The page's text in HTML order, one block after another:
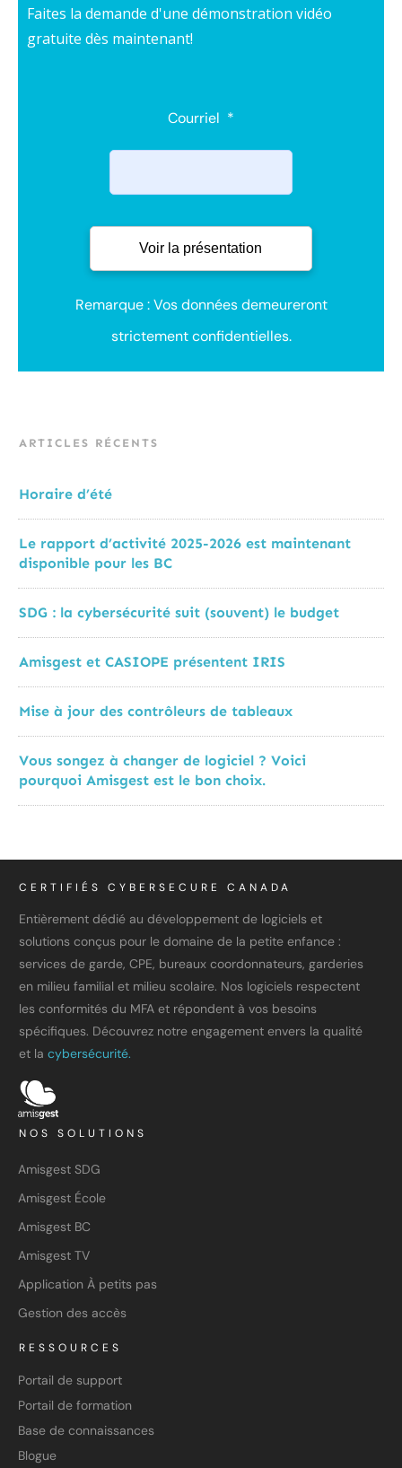
Faites la demande d'une démonstration vidéo
gratuite dès maintenant!
Courriel *
Remarque : Vos données demeureront
strictement confidentielles.
ARTICLES RÉCENTS
Horaire d’été
Le rapport d’activité 2025-2026 est maintenant
disponible pour les BC
SDG : la cybersécurité suit (souvent) le budget
Amisgest et CASIOPE présentent IRIS
Mise à jour des contrôleurs de tableaux
Vous songez à changer de logiciel ? Voici
pourquoi Amisgest est le bon choix.
CERTIFIÉS CYBERSECURE CANADA
Entièrement dédié au développement de logiciels et
solutions conçus pour le domaine de la petite enfance :
services de garde, CPE, bureaux coordonnateurs, garderies
en milieu familial et milieu scolaire. Nos logiciels respectent
les conformités du MFA et répondent à vos besoins
spécifiques. Découvrez notre engagement envers la qualité
et la cybersécurité.
NOS SOLUTIONS
Amisgest SDG
Amisgest École
Amisgest BC
Amisgest TV
Application À petits pas
Gestion des accès
RESSOURCES
Portail de support
Portail de formation
Base de connaissances
Blogue